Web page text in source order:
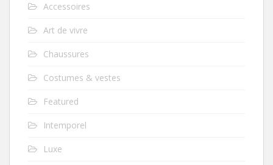
Accessoires
Art de vivre
Chaussures
Costumes & vestes
Featured
Intemporel
Luxe